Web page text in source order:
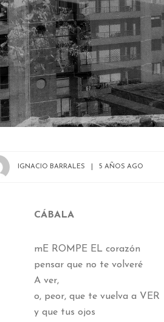
IGNACIO BARRALES 5 AÑOS AGO
CÁBALA
mE ROMPE EL corazón
pensar que no te volveré
A ver,
o, peor, que te vuelva a VER
y que tus ojos